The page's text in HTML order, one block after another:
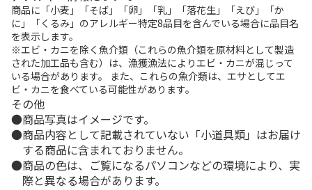
商品に「小麦」「そば」「卵」「乳」「落花生」「えび」「か
に」「くるみ」のアレルギー特定8品目を含んでいる場合に品目名
を表示します。
※エビ・カニを除く魚介類（これらの魚介類を原材料として製造
された加工品も含む）は、漁獲漁法によりエビ・カニが混じって
いる場合があります。 また、これらの魚介類は、エサとしてエ
ビ・カニを食べている可能性があります。
その他
商品写真はイメージです。
商品内容として記載されていない「小道具類」はお届け
する商品に含まれておりません。
商品の色は、ご覧になるパソコンなどの環境により、実
際と異なる場合があります。